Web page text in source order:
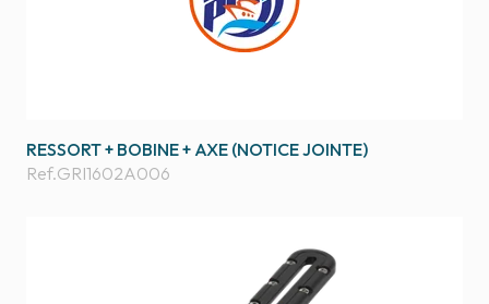
RESSORT + BOBINE + AXE (NOTICE JOINTE)
Ref.GRI1602A006